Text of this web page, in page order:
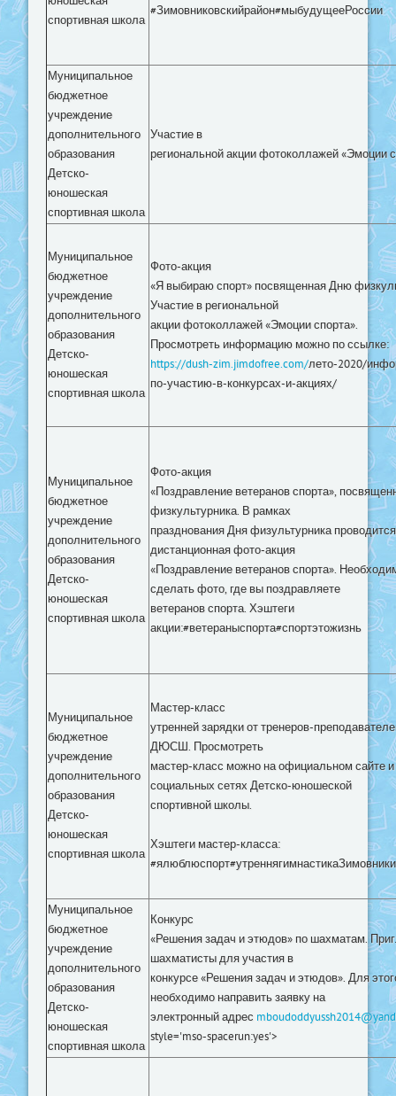
спортивная школа
#Зимовниковскийрайон#мыбудущееРоссии
Муниципальное
бюджетное
учреждение
дополнительного
образования
Детско-
юношеская
спортивная школа
Участие в
региональной акции фотоколлажей «Эмоции
Муниципальное
бюджетное
учреждение
дополнительного
образования
Детско-
юношеская
спортивная школа
Фото-акция
«Я выбираю спорт» посвященная Дню
Участие в региональной
акции фотоколлажей «Эмоции спорта».
Просмотреть информацию можно по ссылке:
https://dush-zim.jimdofree.com/лето-2020/
по-участию-в-конкурсах-и-акциях/
Муниципальное
бюджетное
учреждение
дополнительного
образования
Детско-
юношеская
спортивная школа
Фото-акция
«Поздравление ветеранов спорта»,
физкультурника. В рамках
празднования Дня физультурника проводится
дистанционная фото-акция
«Поздравление ветеранов спорта».
сделать фото, где вы поздравляете
ветеранов спорта. Хэштеги
акции:#ветераныспорта#спортэтожизнь
Муниципальное
бюджетное
учреждение
дополнительного
образования
Детско-
юношеская
спортивная школа
Мастер-класс
утренней зарядки от тренеров-
ДЮСШ. Просмотреть
мастер-класс можно на официальном сайте и
социальных сетях Детско-юношеской
спортивной школы.
Хэштеги мастер-класса:
#ялюблюспорт#утреннягимнастикаЗимовники
Муниципальное
бюджетное
учреждение
дополнительного
образования
Детско-
юношеская
спортивная школа
Конкурс
«Решения задач и этюдов» по шахматам.
шахматисты для участия в
конкурсе «Решения задач и этюдов». Для
необходимо направить заявку на
электронный адрес
style='mso-spacerun:yes'>